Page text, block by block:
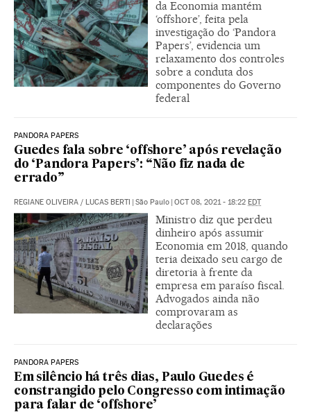
da Economia mantém
‘offshore’, feita pela
investigação do ‘Pandora
Papers’, evidencia um
relaxamento dos controles
sobre a conduta dos
componentes do Governo
federal
PANDORA PAPERS
Guedes fala sobre ‘offshore’ após revelação
do ‘Pandora Papers’: “Não fiz nada de
errado”
REGIANE OLIVEIRA / LUCAS BERTI | São Paulo | OCT 08, 2021 - 18:22 EDT
Ministro diz que perdeu
dinheiro após assumir
Economia em 2018, quando
teria deixado seu cargo de
diretoria à frente da
empresa em paraíso fiscal.
Advogados ainda não
comprovaram as
declarações
PANDORA PAPERS
Em silêncio há três dias, Paulo Guedes é
constrangido pelo Congresso com intimação
para falar de ‘offshore’